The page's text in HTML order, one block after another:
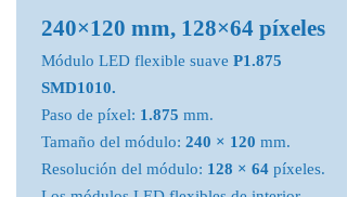
240×120 mm, 128×64 píxeles
Módulo LED flexible suave P1.875
SMD1010.
Paso de píxel: 1.875 mm.
Tamaño del módulo: 240 × 120 mm.
Resolución del módulo: 128 × 64 píxeles.